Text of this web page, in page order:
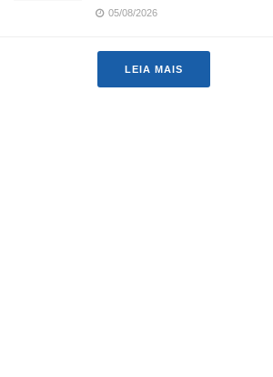
05/08/2026
LEIA MAIS